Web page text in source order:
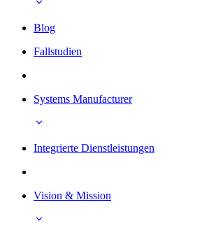
Blog
Fallstudien
Systems Manufacturer
Integrierte Dienstleistungen
Vision & Mission